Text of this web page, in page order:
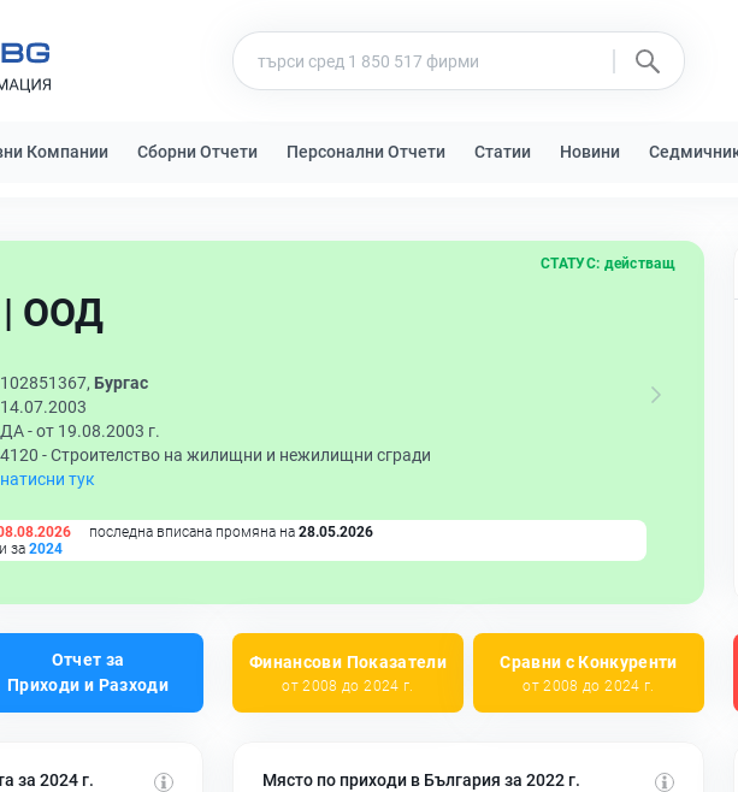
Компании Сборни Отчети Персонални Отчети Статии Новини
ООД
СТАТУС: действащ
102851367, Бургас
14.07.2003
ДА - от 19.08.2003 г.
4120 -Строителство на жилищни и нежилищни сгради
натисни тук
последна вписана промяна на 28.05.2026
за 2024
Отчет за
Приходи и Разходи
Финансови Показатели
от 2008 до 2024 г.
Сравни с Конкуренти
от 2008 до 2024 г.
за 2024 г. Място по приходи в България за 2022 г.